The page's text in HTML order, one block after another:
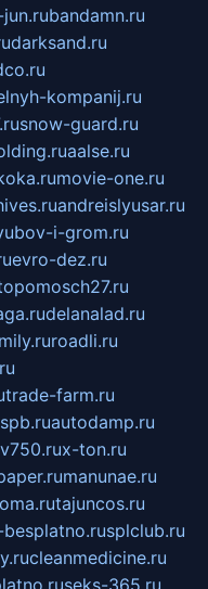
bandamn.ru
darksand.ru
kompanij.ru
snow-guard.ru
aalse.ru
movie-one.ru
andreislyusar.ru
i-grom.ru
evro-dez.ru
delanalad.ru
roadli.ru
trade-farm.ru
autodamp.ru
x-ton.ru
manunae.ru
tajuncos.ru
splclub.ru
cleanmedicine.ru
seks-365.ru